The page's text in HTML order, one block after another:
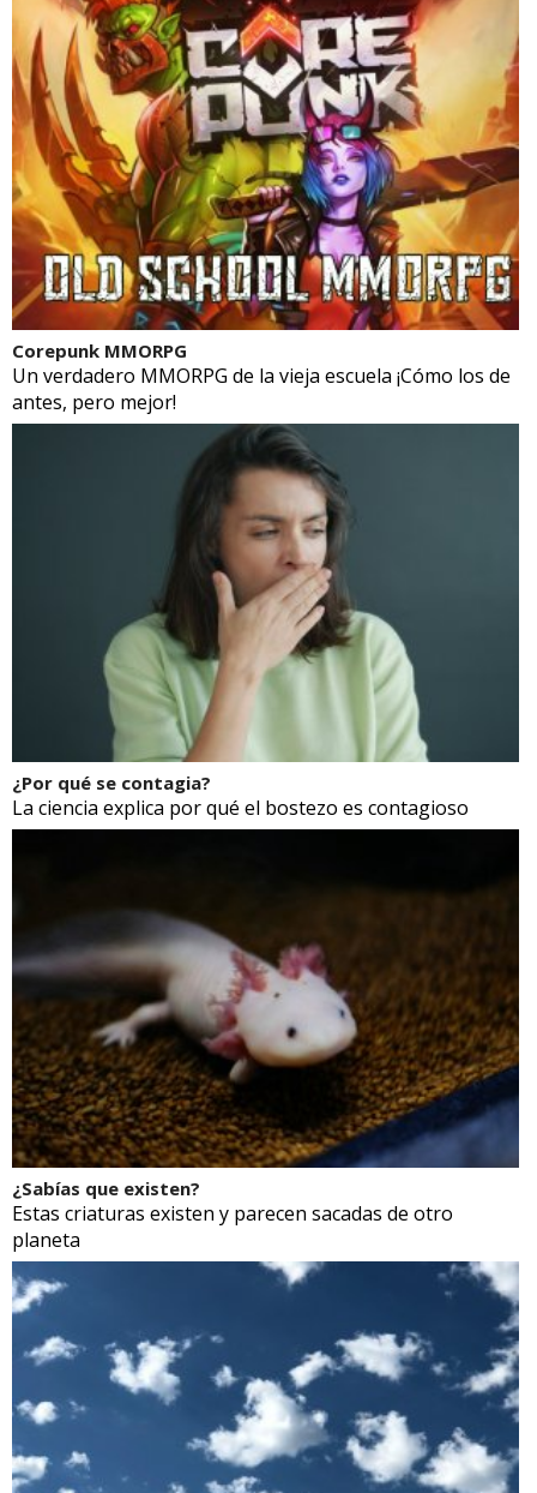
Corepunk MMORPG
Un verdadero MMORPG de la vieja escuela ¡Cómo los de
antes, pero mejor!
¿Por qué se contagia?
La ciencia explica por qué el bostezo es contagioso
¿Sabías que existen?
Estas criaturas existen y parecen sacadas de otro
planeta